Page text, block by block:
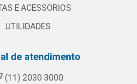
E ACESSORIOS
UTILIDADES
de atendimento
(11) 2030 3000